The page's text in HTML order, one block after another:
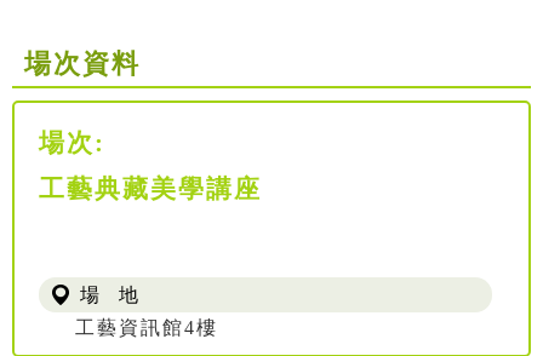
場次資料
場次:
工藝典藏美學講座
場 地
工藝資訊館4樓